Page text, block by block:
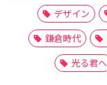
デザイン
鎌倉時代
光る君へ